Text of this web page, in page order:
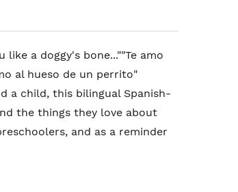
a doggy's bone...""Te amo
al hueso de un perrito"
a child, this bilingual Spanish-
the things they love about
and as a reminder